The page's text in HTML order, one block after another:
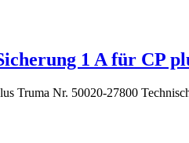
1 A für CP
Truma Nr. 50020-27800